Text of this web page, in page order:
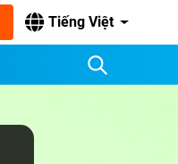
Tiếng Việt